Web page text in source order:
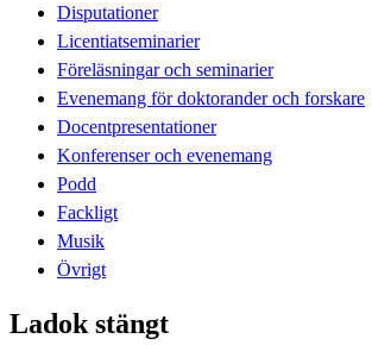
Disputationer
Licentiatseminarier
Föreläsningar och seminarier
Evenemang för doktorander och forskare
Docentpresentationer
Konferenser och evenemang
Podd
Fackligt
Musik
Övrigt
Ladok stängt